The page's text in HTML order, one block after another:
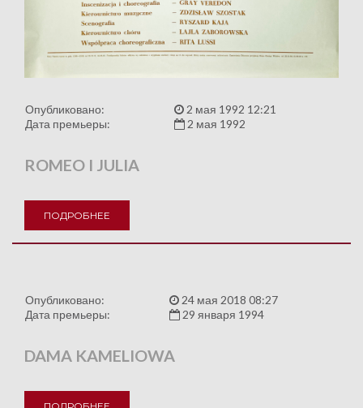
Опубликовано:
2 мая 1992 12:21
Дата премьеры:
2 мая 1992
ROMEO I JULIA
ПОДРОБНЕЕ
Опубликовано:
24 мая 2018 08:27
Дата премьеры:
29 января 1994
DAMA KAMELIOWA